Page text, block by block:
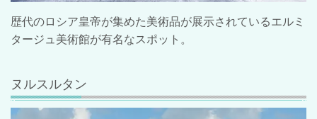
歴代のロシア皇帝が集めた美術品が展示されているエルミ
タージュ美術館が有名なスポット。
ヌルスルタン